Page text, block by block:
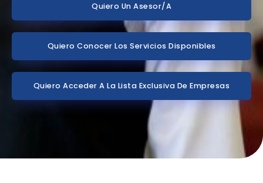
Quiero Un Asesor/a
Quiero Conocer Los Servicios Disponibles
Quiero Acceder A La Lista Exclusiva De Empresas